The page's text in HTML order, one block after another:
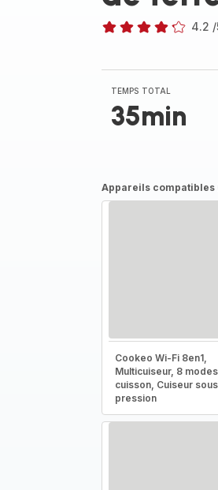
4.2
TEMPS TOTAL
35min
Appareils compatibles
Cookeo Wi-Fi 8en1,
Multicuiseur, 8
cuisson, Cuiseur sous
pression